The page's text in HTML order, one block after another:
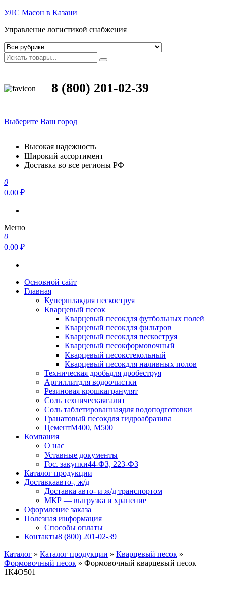
УЛС Масон в Казани
Управление логистикой снабжения
8 (800) 201-02-39
Выберите Ваш город
Высокая надежность
Широкий ассортимент
Доставка во все регионы РФ
0
0.00 ₽
Меню
0
0.00 ₽
Основной сайт
Главная
Купершлакдля пескоструя
Кварцевый песок
Кварцевый песокдля футбольных полей
Кварцевый песокдля фильтров
Кварцевый песокдля пескоструя
Кварцевый песокформовочный
Кварцевый песокстекольный
Кварцевый песокдля наливных полов
Техническая дробьдля дробеструя
Аргиллитдля водоочистки
Резиновая крошкагранулят
Соль техническаягалит
Соль таблетированнаядля водоподготовки
Гранатовый песокдля гидроабразива
ЦементМ400, М500
Компания
О нас
Уставные документы
Гос. закупки44-ФЗ, 223-ФЗ
Каталог продукции
Доставкаавто-, ж/д
Доставка авто- и ж/д транспортом
МКР — выгрузка и хранение
Оформление заказа
Полезная информация
Способы оплаты
Контакты8 (800) 201-02-39
Каталог » Каталог продукции » Кварцевый песок »
Формовочный песок » Формовочный кварцевый песок
1К4О501